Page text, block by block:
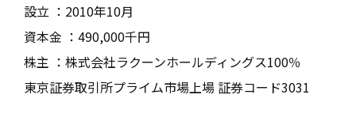
設立 ：2010年10月
資本金 ：490,000千円
株主 ：株式会社ラクーンホールディングス100％
東京証券取引所プライム市場上場 証券コード3031